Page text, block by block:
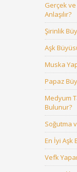
Gerçek
Anlaşılır?
Şirinlik
Aşk
Muska
Papaz
Medyum
Bulunur?
Soğutma
En İyi Aşk
Vefk